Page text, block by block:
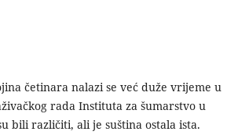
četinara nalazi se već duže vrijeme u
rada Instituta za šumarstvo u
bili različiti, ali je suština ostala ista.